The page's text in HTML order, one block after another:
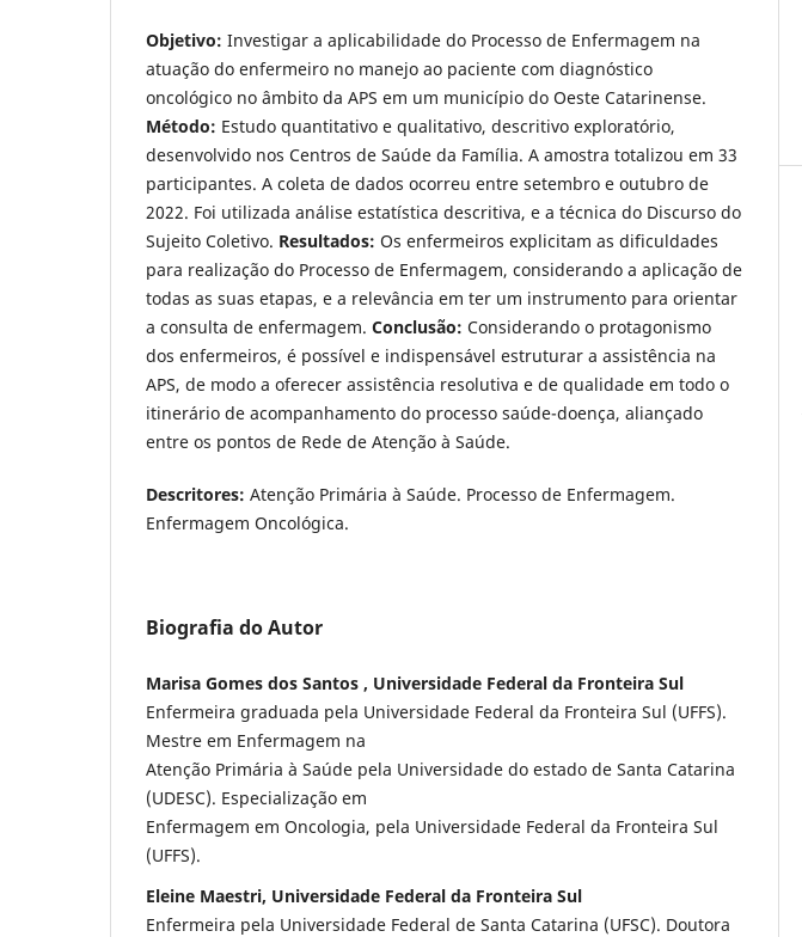
Objetivo: Investigar a aplicabilidade do Processo de Enfermagem na
atuação do enfermeiro no manejo ao paciente com diagnóstico
oncológico no âmbito da APS em um município do Oeste Catarinense.
Método: Estudo quantitativo e qualitativo, descritivo exploratório,
desenvolvido nos Centros de Saúde da Família. A amostra totalizou em 33
participantes. A coleta de dados ocorreu entre setembro e outubro de
2022. Foi utilizada análise estatística descritiva, e a técnica do Discurso do
Sujeito Coletivo. Resultados: Os enfermeiros explicitam as dificuldades
para realização do Processo de Enfermagem, considerando a aplicação de
todas as suas etapas, e a relevância em ter um instrumento para orientar
a consulta de enfermagem. Conclusão: Considerando o protagonismo
dos enfermeiros, é possível e indispensável estruturar a assistência na
APS, de modo a oferecer assistência resolutiva e de qualidade em todo o
itinerário de acompanhamento do processo saúde-doença, aliançado
entre os pontos de Rede de Atenção à Saúde.
Descritores: Atenção Primária à Saúde. Processo de Enfermagem.
Enfermagem Oncológica.
Biografia do Autor
Marisa Gomes dos Santos , Universidade Federal da Fronteira Sul
Enfermeira graduada pela Universidade Federal da Fronteira Sul (UFFS).
Mestre em Enfermagem na
Atenção Primária à Saúde pela Universidade do estado de Santa Catarina
(UDESC). Especialização em
Enfermagem em Oncologia, pela Universidade Federal da Fronteira Sul
(UFFS).
Eleine Maestri, Universidade Federal da Fronteira Sul
Enfermeira pela Universidade Federal de Santa Catarina (UFSC). Doutora